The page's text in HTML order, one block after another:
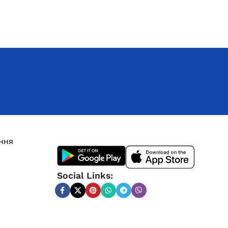
Інверторний генератор Edon ED-
5500IG зі стартером
Social Links: